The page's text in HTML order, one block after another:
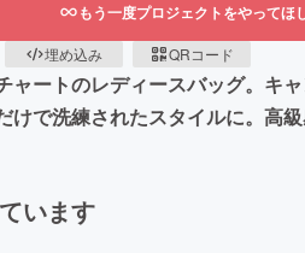
もう一度プロジェクトをやってほ
埋め込み QRコード
ートのレディースバッグ。キ
で洗練されたスタイルに。高
います